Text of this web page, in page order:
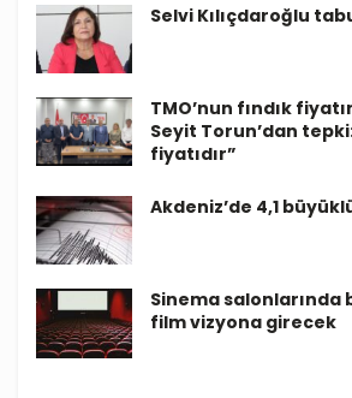
Selvi Kılıçdaroğlu
TMO’nun fındık
Seyit Torun’dan
fiyatıdır”
Akdeniz’de 4,1
Sinema salonlarında
film vizyona girecek